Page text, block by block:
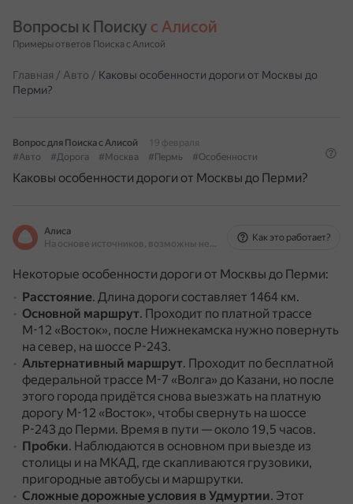
Вопросы к Поиску с Алисой
Примеры ответов Поиска с Алисой
Главная / Авто / Каковы особенности дороги от Москвы до
Перми?
Вопрос для Поиска с Алисой
19 февраля
#Авто
#Дорога #Москва #Пермь #Особенности
Каковы особенности дороги от Москвы до Перми?
Алиса
На основе источников, возможны неточности
Как это работает?
Некоторые особенности дороги от Москвы до Перми:
Расстояние. Длина дороги составляет 1464 км.
Основной маршрут. Проходит по платной трассе
М-12 «Восток», после Нижнекамска нужно повернуть
на север, на шоссе Р-243.
Альтернативный маршрут. Проходит по бесплатной
федеральной трассе М-7 «Волга» до Казани, но после
этого города придётся снова выезжать на платную
дорогу М-12 «Восток», чтобы свернуть на шоссе
Р-243 до Перми. Время в пути — около 19,5 часов.
Пробки. Наблюдаются в основном при выезде из
столицы и на МКАД, где скапливаются грузовики,
пригородные автобусы и маршрутки.
Сложные дорожные условия в Удмуртии. Этот